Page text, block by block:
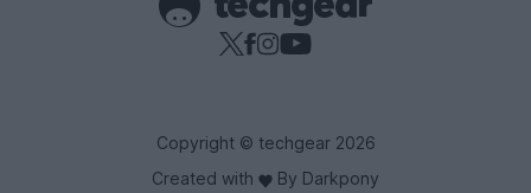
Copyright © techgear 2026
Created with
By Darkpony